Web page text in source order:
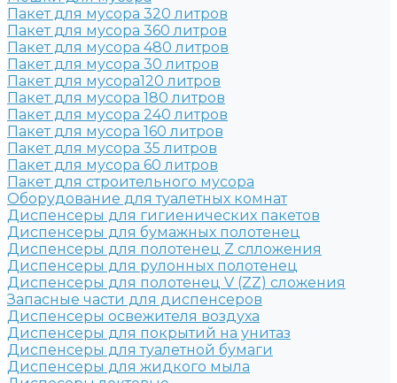
Пакет для мусора 320 литров
Пакет для мусора 360 литров
Пакет для мусора 480 литров
Пакет для мусора 30 литров
Пакет для мусора120 литров
Пакет для мусора 180 литров
Пакет для мусора 240 литров
Пакет для мусора 160 литров
Пакет для мусора 35 литров
Пакет для мусора 60 литров
Пакет для строительного мусора
Оборудование для туалетных комнат
Диспенсеры для гигиенических пакетов
Диспенсеры для бумажных полотенец
Диспенсеры для полотенец Z слложения
Диспенсеры для рулонных полотенец
Диспенсеры для полотенец V (ZZ) сложения
Запасные части для диспенсеров
Диспенсеры освежителя воздуха
Диспенсеры для покрытий на унитаз
Диспенсеры для туалетной бумаги
Диспенсеры для жидкого мыла